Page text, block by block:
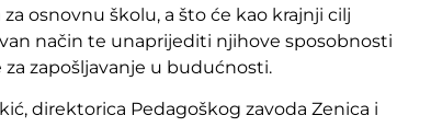
osnovnu školu, a što će kao krajnji cilj
način te unaprijediti njihove sposobnosti
zapošljavanje u budućnosti.
direktorica Pedagoškog zavoda Zenica i